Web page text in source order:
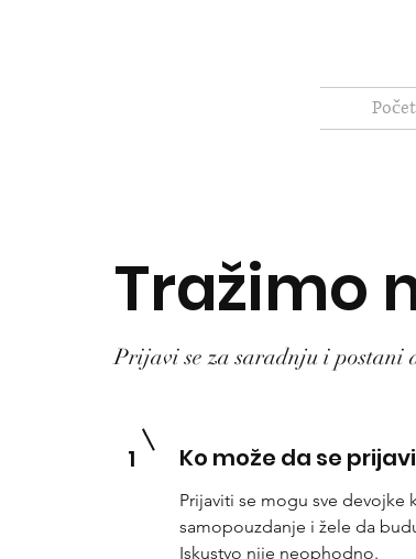
Tražimo
Prijavi se za saradnju i postani
1 Ko može da se prijavi
Prijaviti se mogu sve devojke
samopouzdanje i žele da
Iskustvo nije neophodno.